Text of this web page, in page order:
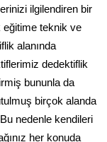
ilgilendiren bir
eğitime teknik ve
alanında
dedektiflik
bununla da
birçok alanda
nedenle kendileri
her konuda